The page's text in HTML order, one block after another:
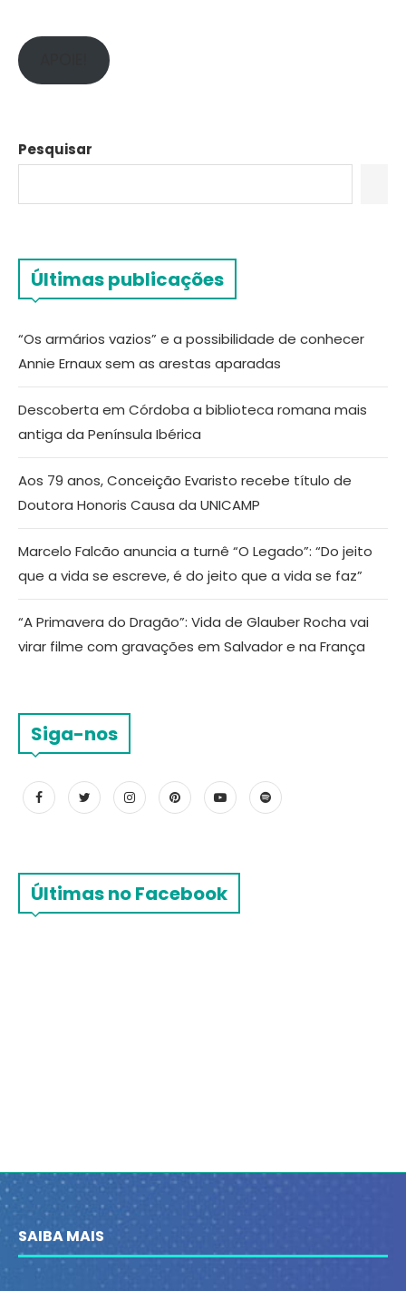
Pesquisar
Últimas publicações
“Os armários vazios” e a possibilidade de conhecer
Annie Ernaux sem as arestas aparadas
Descoberta em Córdoba a biblioteca romana mais
antiga da Península Ibérica
Aos 79 anos, Conceição Evaristo recebe título de
Doutora Honoris Causa da UNICAMP
Marcelo Falcão anuncia a turnê “O Legado”: “Do jeito
que a vida se escreve, é do jeito que a vida se faz”
“A Primavera do Dragão”: Vida de Glauber Rocha vai
virar filme com gravações em Salvador e na França
Siga-nos
Últimas no Facebook
SAIBA MAIS